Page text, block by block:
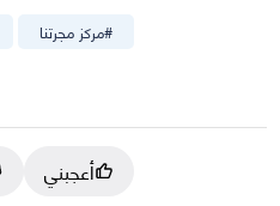
#مركز مجرتنا
أعجبني